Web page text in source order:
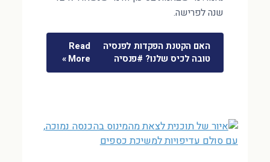
שנה לפרישה.
האם הקטנת הפקדות לפנסיה
טובה לכיס שלנו? #פנסיה
Read
More »